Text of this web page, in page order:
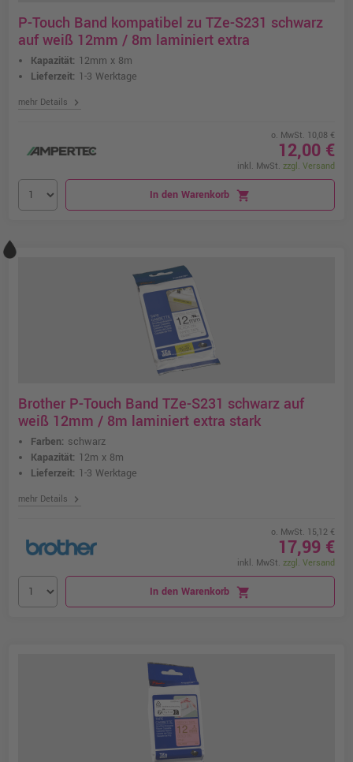
P-Touch Band kompatibel zu TZe-S231 schwarz
auf weiß 12mm / 8m laminiert extra
Kapazität: 12mm x 8m
Lieferzeit: 1-3 Werktage
mehr Details chevron_right
o. MwSt. 10,08 €
12,00 €
inkl. MwSt. zzgl. Versand
In den Warenkorb shopping_cart
Brother P-Touch Band TZe-S231 schwarz auf
weiß 12mm / 8m laminiert extra stark
Farben: schwarz
Kapazität: 12m x 8m
Lieferzeit: 1-3 Werktage
mehr Details chevron_right
o. MwSt. 15,12 €
17,99 €
inkl. MwSt. zzgl. Versand
In den Warenkorb shopping_cart